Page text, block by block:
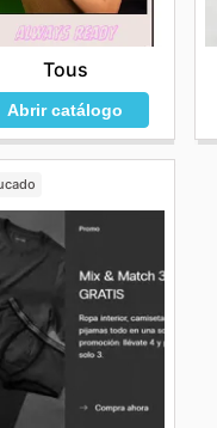
Tous
Abrir catálogo